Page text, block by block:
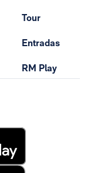
Tour
Entradas
RM Play